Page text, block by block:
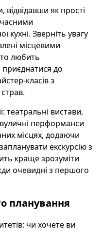
відвідавши як прості
кухні. Зверніть увагу
місцевими
любить
до
класів з
театральні вистави,
перформанси
місцях, додаючи
екскурсію з
краще зрозуміти
очевидні з першого
планування
чи хочете ви